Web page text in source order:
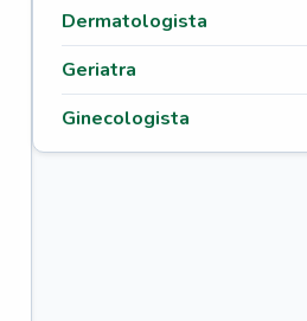
Dermatologista
Geriatra
Ginecologista